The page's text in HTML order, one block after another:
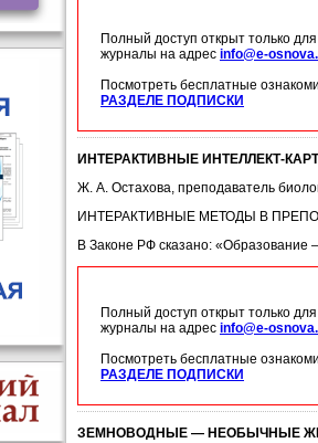
Полный доступ открыт только
журналы на адрес info@e-
Посмотреть бесплатные
РАЗДЕЛЕ ПОДПИСКИ
ИНТЕРАКТИВНЫЕ ИНТЕЛЛЕКТ-
Ж. А. Остахова, преподаватель
ИНТЕРАКТИВНЫЕ МЕТОДЫ В
В Законе РФ сказано: «Образование
Полный доступ открыт только
журналы на адрес info@e-
Посмотреть бесплатные
РАЗДЕЛЕ ПОДПИСКИ
ЗЕМНОВОДНЫЕ — НЕОБЫЧНЫЕ